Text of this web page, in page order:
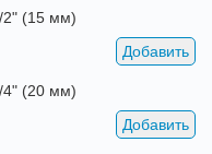
2" (15 мм)
Добавить
4" (20 мм)
Добавить